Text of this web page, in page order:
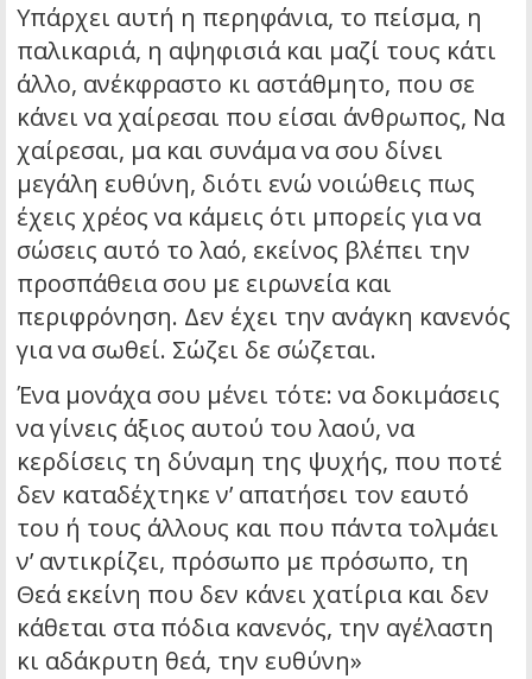
Υπάρχει αυτή η περηφάνια, το πείσμα, η
παλικαριά, η αψηφισιά και μαζί τους κάτι
άλλο, ανέκφραστο κι αστάθμητο, που σε
κάνει να χαίρεσαι που είσαι άνθρωπος, Να
χαίρεσαι, μα και συνάμα να σου δίνει
μεγάλη ευθύνη, διότι ενώ νοιώθεις πως
έχεις χρέος να κάμεις ότι μπορείς για να
σώσεις αυτό το λαό, εκείνος βλέπει την
προσπάθεια σου με ειρωνεία και
περιφρόνηση. Δεν έχει την ανάγκη κανενός
για να σωθεί. Σώζει δε σώζεται.
Ένα μονάχα σου μένει τότε: να δοκιμάσεις
να γίνεις άξιος αυτού του λαού, να
κερδίσεις τη δύναμη της ψυχής, που ποτέ
δεν καταδέχτηκε ν’ απατήσει τον εαυτό
του ή τους άλλους και που πάντα τολμάει
ν’ αντικρίζει, πρόσωπο με πρόσωπο, τη
Θεά εκείνη που δεν κάνει χατίρια και δεν
κάθεται στα πόδια κανενός, την αγέλαστη
κι αδάκρυτη θεά, την ευθύνη»